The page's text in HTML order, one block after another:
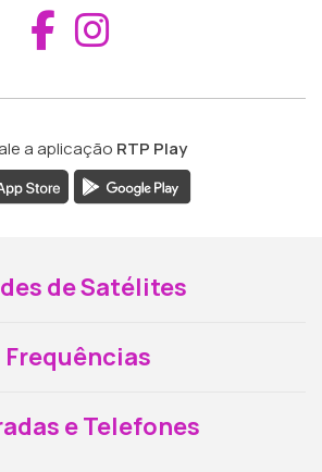
Aceder ao
a aplicação RTP Play
de Satélites
Frequências
e Telefones